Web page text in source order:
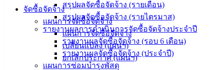
สรุปผลจัดซื้อจัดจ้าง (รายเดือน)
สรุปผลจัดซื้อจัดจ้าง (รายไตรมาส)
รายงานผลการดำเนินการจัดซื้อจัดจ้างประจำปี
รายงานผลจัดซื้อจัดจ้าง (รอบ 6 เดือน)
รายงานผลจัดซื้อจัดจ้าง (ประจำปี)
แผนการซ่อมบำรุงพัสดุ
จัดซื้อจัดจ้าง
แผนการจัดซื้อจัดจ้าง
แผนการจัดซื้อจัดจ้าง
เปลี่ยนแปลง (แผนฯ)
ยกเลิกประกาศ (แผนฯ)
ผู้บริหาร
และ
หัวหน้า